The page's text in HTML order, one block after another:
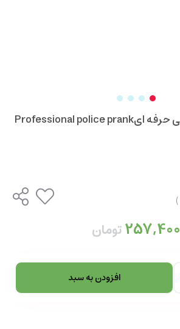
ابزار شوخی پلیسی حرفه ایProfessional police prank
)
257,400تومان
افزودن به سبد